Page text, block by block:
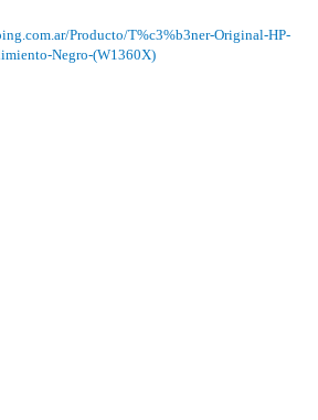
Producto/T%c3%b3ner-Original-HP-
Negro-(W1360X)